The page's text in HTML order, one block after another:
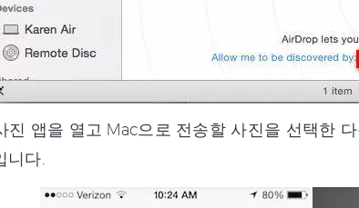
진 앱을 열고 Mac으로 전송할 사진을 선택한
니다.